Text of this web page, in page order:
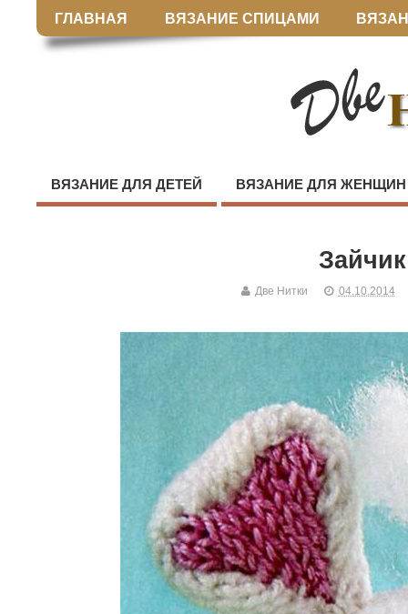
ГЛАВНАЯ ВЯЗАНИЕ СПИЦАМИ
ВЯЗАНИЕ ДЛЯ ДЕТЕЙ ВЯЗАНИЕ ДЛЯ ЖЕНЩИН
Две Нитки 04.10.2014